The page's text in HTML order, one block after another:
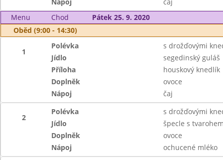
Menu
Chod
Pátek 25. 9. 2020
Oběd (9:00 - 14:30)
1
Polévka
s drožďovými
Jídlo
segedinský guláš
Příloha
houskový knedlík
Doplněk
ovoce
Nápoj
čaj
2
Polévka
s drožďovými
Jídlo
špecle s
Doplněk
ovoce
Nápoj
ochucené mléko